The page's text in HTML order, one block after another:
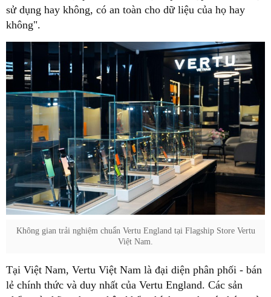
sử dụng hay không, có an toàn cho dữ liệu của họ hay
không".
Không gian trải nghiệm chuẩn Vertu England tại Flagship Store Vertu
Việt Nam.
Tại Việt Nam, Vertu Việt Nam là đại diện phân phối - bán
lẻ chính thức và duy nhất của Vertu England. Các sản